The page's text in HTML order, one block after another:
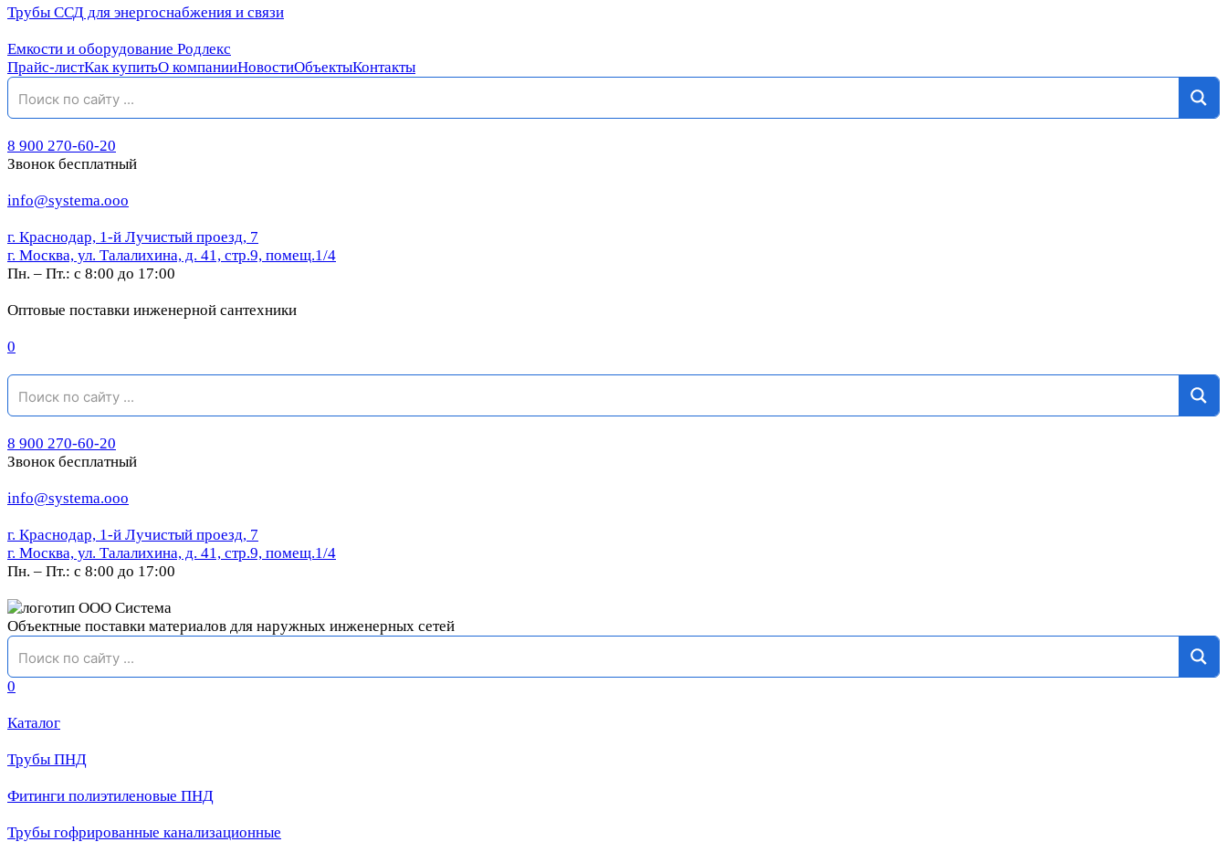
Трубы ССД для энергоснабжения и связи
Емкости и оборудование Родлекс
Прайс-листКак купитьО компанииНовостиОбъектыКонтакты
8 900 270-60-20
Звонок бесплатный
info@systema.ooo
г. Краснодар, 1-й Лучистый проезд, 7
г. Москва, ул. Талалихина, д. 41, стр.9, помещ.1/4
Пн. – Пт.: с 8:00 до 17:00
Оптовые поставки инженерной сантехники
0
8 900 270-60-20
Звонок бесплатный
info@systema.ooo
г. Краснодар, 1-й Лучистый проезд, 7
г. Москва, ул. Талалихина, д. 41, стр.9, помещ.1/4
Пн. – Пт.: с 8:00 до 17:00
Объектные поставки материалов для наружных инженерных сетей
0
Каталог
Трубы ПНД
Фитинги полиэтиленовые ПНД
Трубы гофрированные канализационные